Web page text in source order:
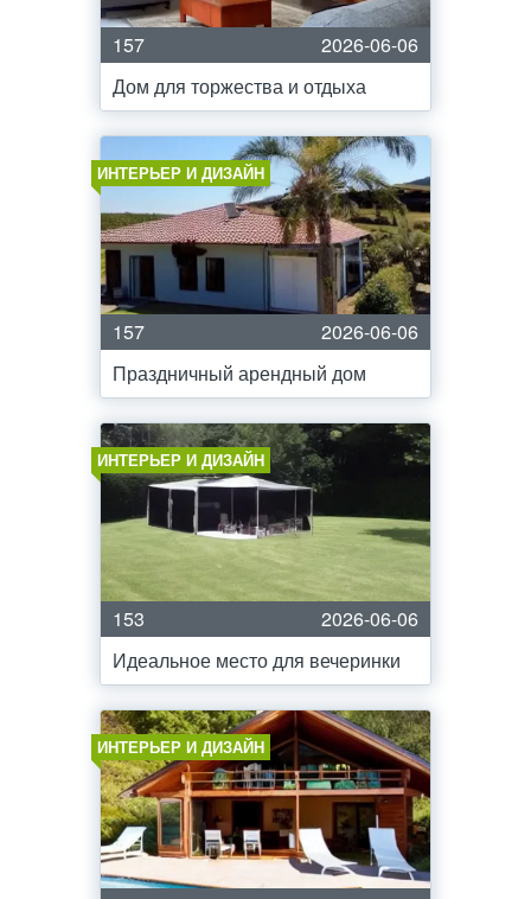
157
2026-06-06
Дом для торжества и отдыха
ИНТЕРЬЕР И ДИЗАЙН
157
2026-06-06
Праздничный арендный дом
ИНТЕРЬЕР И ДИЗАЙН
153
2026-06-06
Идеальное место для вечеринки
ИНТЕРЬЕР И ДИЗАЙН